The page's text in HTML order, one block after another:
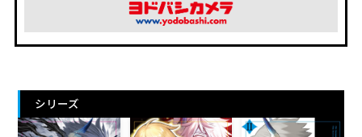
シリーズ